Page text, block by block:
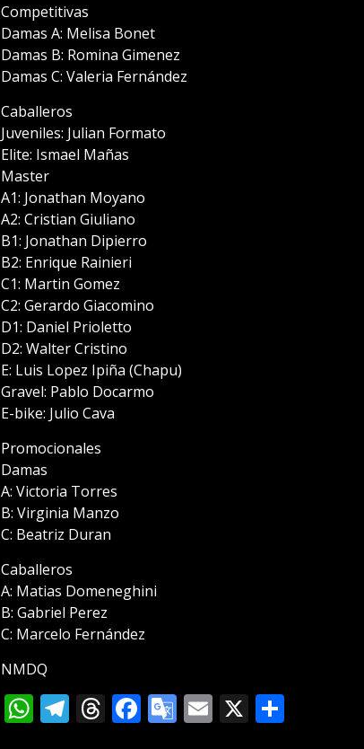
Competitivas
Damas A: Melisa Bonet
Damas B: Romina Gimenez
Damas C: Valeria Fernández
Caballeros
Juveniles: Julian Formato
Elite: Ismael Mañas
Master
A1: Jonathan Moyano
A2: Cristian Giuliano
B1: Jonathan Dipierro
B2: Enrique Rainieri
C1: Martin Gomez
C2: Gerardo Giacomino
D1: Daniel Prioletto
D2: Walter Cristino
E: Luis Lopez Ipiña (Chapu)
Gravel: Pablo Docarmo
E-bike: Julio Cava
Promocionales
Damas
A: Victoria Torres
B: Virginia Manzo
C: Beatriz Duran
Caballeros
A: Matias Domeneghini
B: Gabriel Perez
C: Marcelo Fernández
NMDQ
WhatsApp
Telegram
Threads
Facebook
Google
Email
X